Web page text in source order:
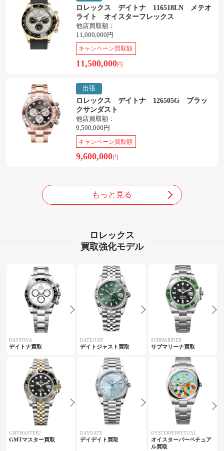
ロレックス デイトナ 116518LN メテオ
ライト オイスターフレックス
他店買取額：
11,000,000円
キャンペーン買取額
11,500,000円
出張
ロレックス デイトナ 126505G ブラッ
クサンダスト
他店買取額：
9,500,000円
キャンペーン買取額
9,600,000円
もっと見る
ロレックス
買取強化モデル
DAYTONA
デイトナ買取
DATEJUST
デイトジャスト買取
SUBMARINER
サブマリーナ買取
GMTMASTER2
GMTマスター買取
DAYDATE
デイデイト買取
OYSTERPERPETUAL
オイスターパーペチュア
ル買取